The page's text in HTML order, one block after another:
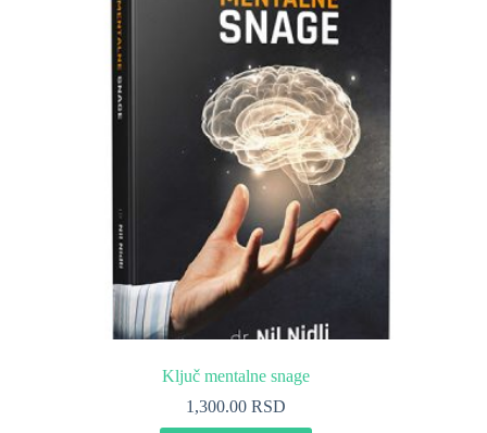
Ključ mentalne snage
1,300.00RSD